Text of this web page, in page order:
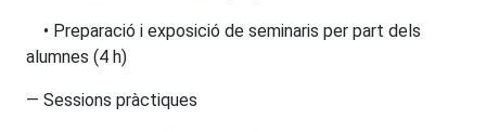
• Preparació i exposició de seminaris per part dels
alumnes (4 h)
— Sessions pràctiques